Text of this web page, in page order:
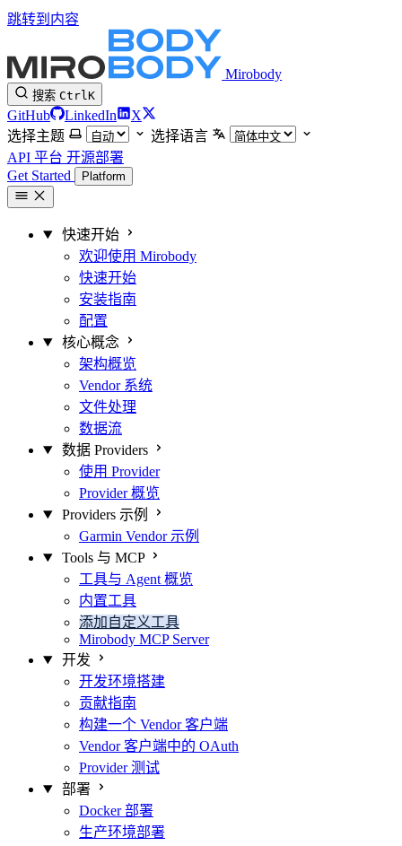
跳转到内容
Mirobody
搜索 CtrlK
GitHub LinkedIn
X
选择主题
选择语言
API 平台 开源部署
Get Started
Platform
快速开始
欢迎使用 Mirobody
快速开始
安装指南
配置
核心概念
架构概览
Vendor 系统
文件处理
数据流
数据 Providers
使用 Provider
Provider 概览
Providers 示例
Garmin Vendor 示例
Tools 与 MCP
工具与 Agent 概览
内置工具
添加自定义工具
Mirobody MCP Server
开发
开发环境搭建
贡献指南
构建一个 Vendor 客户端
Vendor 客户端中的 OAuth
Provider 测试
部署
Docker 部署
生产环境部署